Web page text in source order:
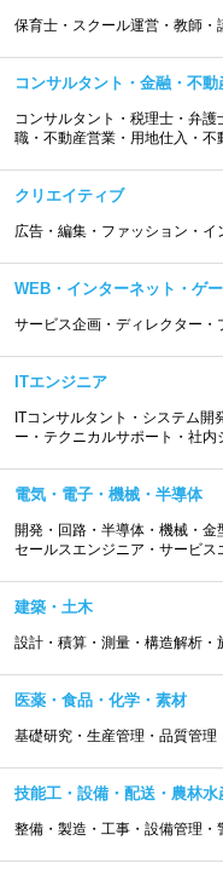
保育士・スクール運営・教師
コンサルタント・金融・不動
コンサルタント・税理士・弁
職・不動産営業・用地仕入・不
クリエイティブ
広告・編集・ファッション・
WEB・インターネット・ゲ
サービス企画・ディレクター
ITエンジニア
ITコンサルタント・システム開
ー・テクニカルサポート・社
電気・電子・機械・半導体
開発・回路・半導体・機械・金
セールスエンジニア・サービス
建築・土木
設計・積算・測量・構造解析
医薬・食品・化学・素材
基礎研究・生産管理・品質管
技能工・設備・配送・農林水
整備・製造・工事・設備管理